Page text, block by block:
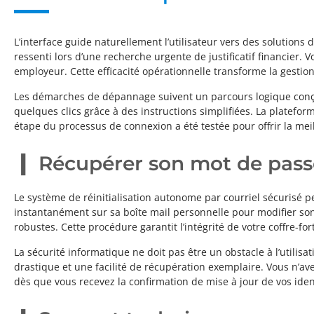
L’interface guide naturellement l’utilisateur vers des solutions
ressenti lors d’une recherche urgente de justificatif financier.
employeur. Cette efficacité opérationnelle transforme la
Les démarches de dépannage suivent un parcours logique
quelques clics grâce à des instructions simplifiées. La
étape du processus de connexion a été testée pour offrir la
Récupérer son mot de
Le système de réinitialisation autonome par courriel sécurisé
instantanément sur sa boîte mail personnelle pour modifier
robustes. Cette procédure garantit l’intégrité de votre coffre-
La sécurité informatique ne doit pas être un obstacle à
drastique et une facilité de récupération exemplaire. Vous
dès que vous recevez la confirmation de mise à jour de vos